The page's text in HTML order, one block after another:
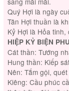
Quý Hợi là ngày
Tân Hợi thuần là
Kỷ Hợi là Hỏa
HIỆP KỶ BIỆN
Cát thần: Tướng
Hung thần: Kiếp
Nên: Tắm gội,
Kiêng: Cầu phúc